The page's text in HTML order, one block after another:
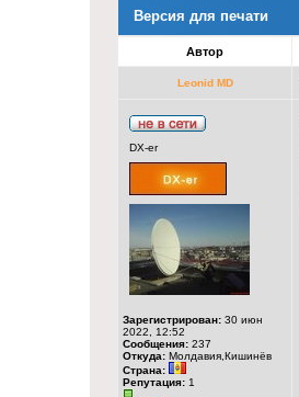
Версия для печати
Автор
Leonid MD
DX-er
Зарегистрирован: 30 июн
2022, 12:52
Сообщения: 237
Откуда: Молдавия,Кишинёв
Страна:
Репутация: 1